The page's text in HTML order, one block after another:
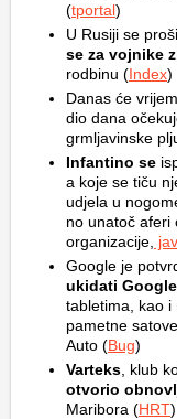
(tportal)
U Rusiji se
se za vojnike
rodbinu (Index)
Danas će
dio dana
grmljavinske
Infantino se
a koje se tiču
udjela u
no unatoč aferi
organizacije,
Google je
ukidati
tabletima, kao i
pametne
Auto (Bug)
Varteks , klub
otvorio
Maribora (HRT)